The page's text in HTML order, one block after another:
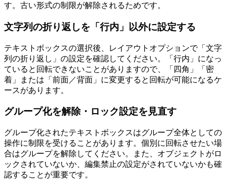
す。古い形式の制限が解除されるためです。
文字列の折り返しを「行内」以外に設定する
テキストボックスの選択後、レイアウトオプションで「文字
列の折り返し」の設定を確認してください。「行内」になっ
ていると回転できないことがありますので、「四角」「密
着」または「前面／背面」に変更すると回転が可能になるケ
ースがあります。
グループ化を解除・ロック設定を見直す
グループ化されたテキストボックスはグループ全体としての
操作に制限を受けることがあります。個別に回転させたい場
合はグループを解除してください。また、オブジェクトがロ
ックされていないか、編集禁止の設定がされていないかも確
認することが重要です。